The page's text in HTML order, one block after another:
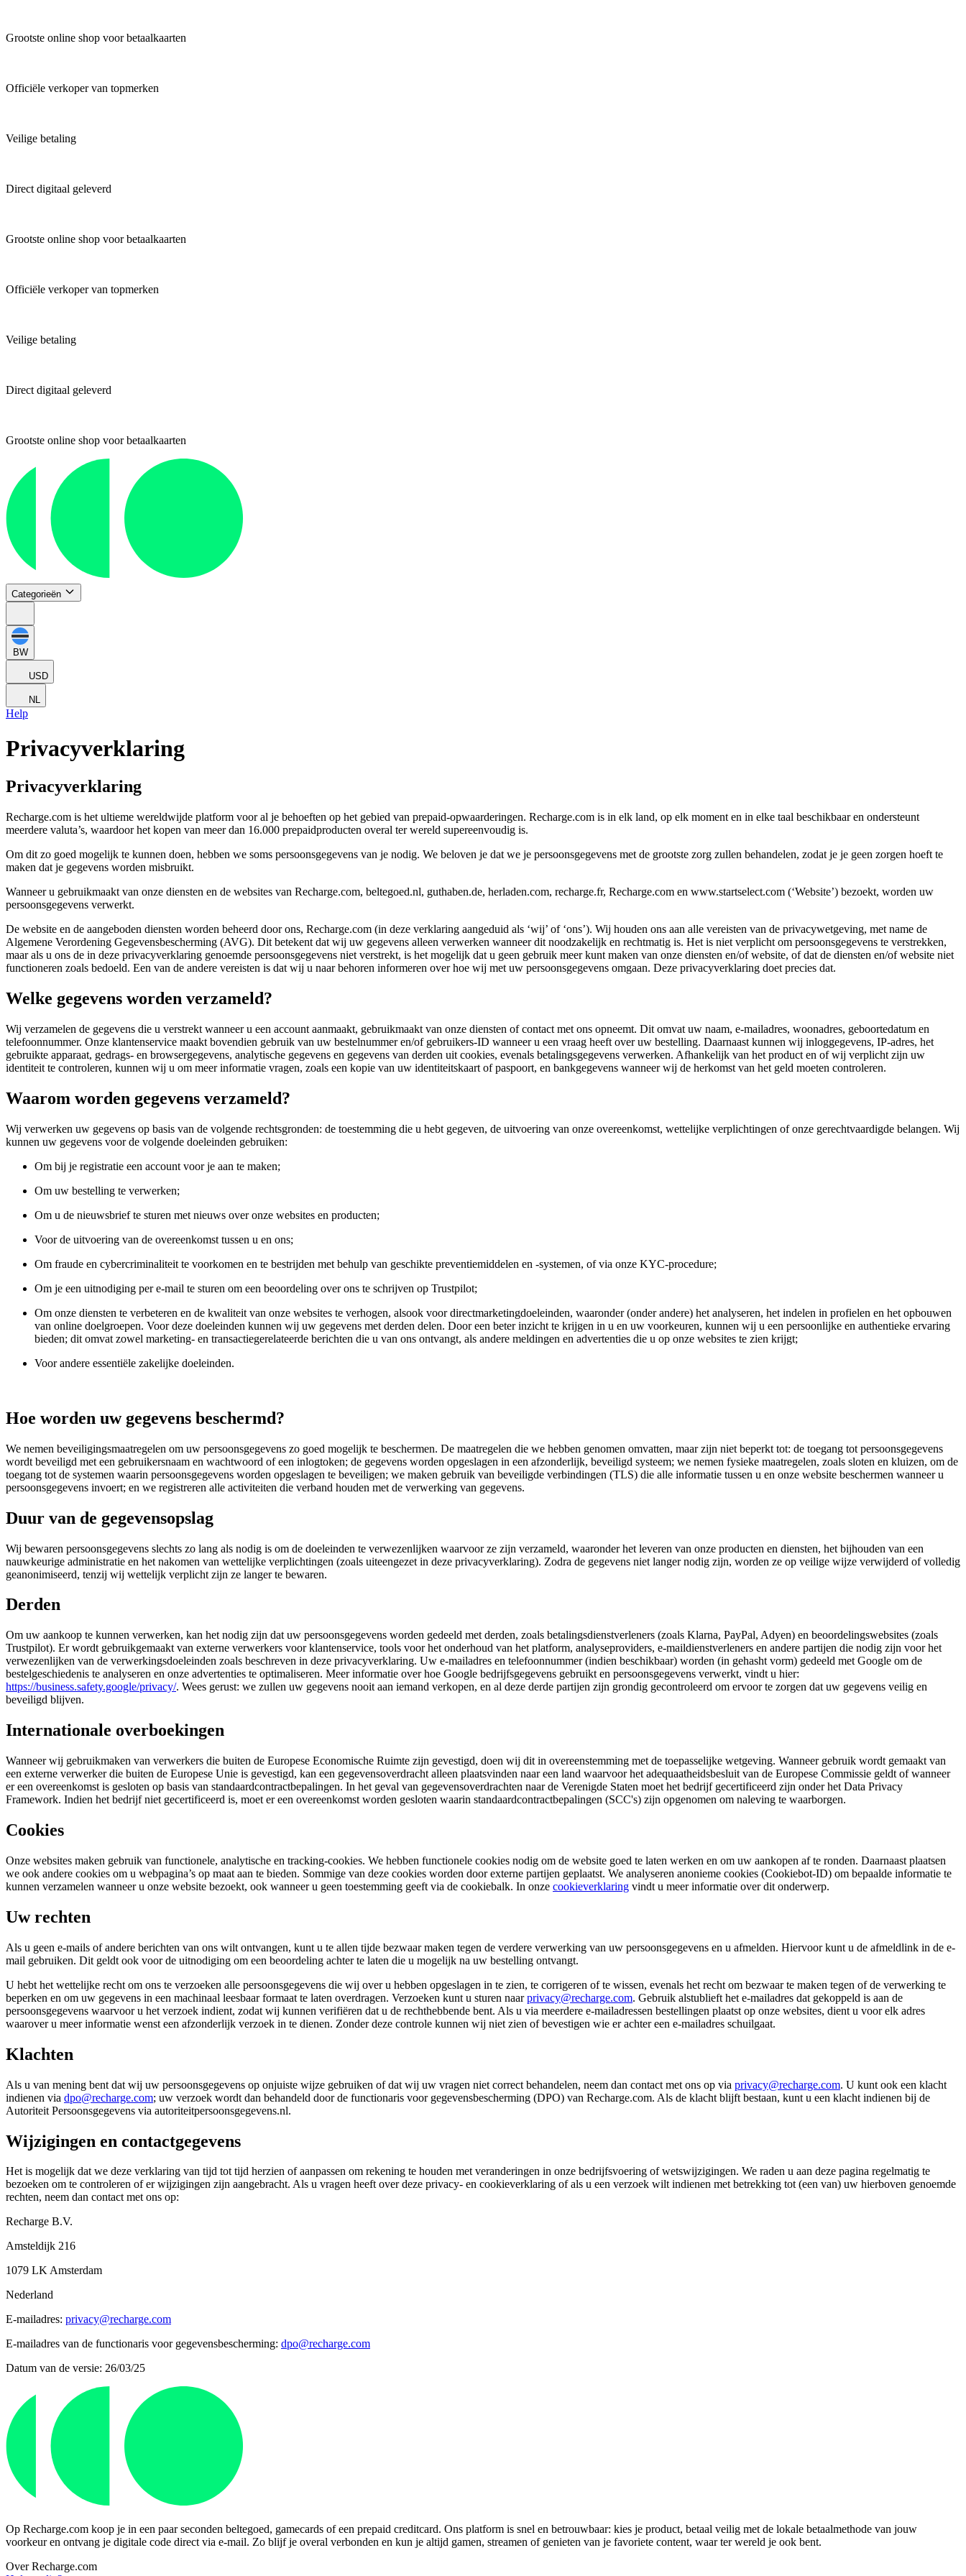
Grootste online shop voor betaalkaarten
Officiële verkoper van topmerken
Veilige betaling
Direct digitaal geleverd
Grootste online shop voor betaalkaarten
Officiële verkoper van topmerken
Veilige betaling
Direct digitaal geleverd
Grootste online shop voor betaalkaarten
Categorieën
BW
USD
NL
Help
Privacyverklaring
Privacyverklaring
Recharge.com is het ultieme wereldwijde platform voor al je behoeften op het gebied van prepaid-opwaarderingen. Recharge.com is in elk land, op elk moment en in elke taal beschikbaar en ondersteunt
meerdere valuta’s, waardoor het kopen van meer dan 16.000 prepaidproducten overal ter wereld supereenvoudig is.
Om dit zo goed mogelijk te kunnen doen, hebben we soms persoonsgegevens van je nodig. We beloven je dat we je persoonsgegevens met de grootste zorg zullen behandelen, zodat je je geen zorgen hoeft te
maken dat je gegevens worden misbruikt.
Wanneer u gebruikmaakt van onze diensten en de websites van Recharge.com, beltegoed.nl, guthaben.de, herladen.com, recharge.fr, Recharge.com en www.startselect.com (‘Website’) bezoekt, worden uw
persoonsgegevens verwerkt.
De website en de aangeboden diensten worden beheerd door ons, Recharge.com (in deze verklaring aangeduid als ‘wij’ of ‘ons’). Wij houden ons aan alle vereisten van de privacywetgeving, met name de
Algemene Verordening Gegevensbescherming (AVG). Dit betekent dat wij uw gegevens alleen verwerken wanneer dit noodzakelijk en rechtmatig is. Het is niet verplicht om persoonsgegevens te verstrekken,
maar als u ons de in deze privacyverklaring genoemde persoonsgegevens niet verstrekt, is het mogelijk dat u geen gebruik meer kunt maken van onze diensten en/of website, of dat de diensten en/of website niet
functioneren zoals bedoeld. Een van de andere vereisten is dat wij u naar behoren informeren over hoe wij met uw persoonsgegevens omgaan. Deze privacyverklaring doet precies dat.
Welke gegevens worden verzameld?
Wij verzamelen de gegevens die u verstrekt wanneer u een account aanmaakt, gebruikmaakt van onze diensten of contact met ons opneemt. Dit omvat uw naam, e-mailadres, woonadres, geboortedatum en
telefoonnummer. Onze klantenservice maakt bovendien gebruik van uw bestelnummer en/of gebruikers-ID wanneer u een vraag heeft over uw bestelling. Daarnaast kunnen wij inloggegevens, IP-adres, het
gebruikte apparaat, gedrags- en browsergegevens, analytische gegevens en gegevens van derden uit cookies, evenals betalingsgegevens verwerken. Afhankelijk van het product en of wij verplicht zijn uw
identiteit te controleren, kunnen wij u om meer informatie vragen, zoals een kopie van uw identiteitskaart of paspoort, en bankgegevens wanneer wij de herkomst van het geld moeten controleren.
Waarom worden gegevens verzameld?
Wij verwerken uw gegevens op basis van de volgende rechtsgronden: de toestemming die u hebt gegeven, de uitvoering van onze overeenkomst, wettelijke verplichtingen of onze gerechtvaardigde belangen. Wij
kunnen uw gegevens voor de volgende doeleinden gebruiken:
Om bij je registratie een account voor je aan te maken;
Om uw bestelling te verwerken;
Om u de nieuwsbrief te sturen met nieuws over onze websites en producten;
Voor de uitvoering van de overeenkomst tussen u en ons;
Om fraude en cybercriminaliteit te voorkomen en te bestrijden met behulp van geschikte preventiemiddelen en -systemen, of via onze KYC-procedure;
Om je een uitnodiging per e-mail te sturen om een beoordeling over ons te schrijven op Trustpilot;
Om onze diensten te verbeteren en de kwaliteit van onze websites te verhogen, alsook voor directmarketingdoeleinden, waaronder (onder andere) het analyseren, het indelen in profielen en het opbouwen
van online doelgroepen. Voor deze doeleinden kunnen wij uw gegevens met derden delen. Door een beter inzicht te krijgen in u en uw voorkeuren, kunnen wij u een persoonlijke en authentieke ervaring
bieden; dit omvat zowel marketing- en transactiegerelateerde berichten die u van ons ontvangt, als andere meldingen en advertenties die u op onze websites te zien krijgt;
Voor andere essentiële zakelijke doeleinden.
Hoe worden uw gegevens beschermd?
We nemen beveiligingsmaatregelen om uw persoonsgegevens zo goed mogelijk te beschermen. De maatregelen die we hebben genomen omvatten, maar zijn niet beperkt tot: de toegang tot persoonsgegevens
wordt beveiligd met een gebruikersnaam en wachtwoord of een inlogtoken; de gegevens worden opgeslagen in een afzonderlijk, beveiligd systeem; we nemen fysieke maatregelen, zoals sloten en kluizen, om de
toegang tot de systemen waarin persoonsgegevens worden opgeslagen te beveiligen; we maken gebruik van beveiligde verbindingen (TLS) die alle informatie tussen u en onze website beschermen wanneer u
persoonsgegevens invoert; en we registreren alle activiteiten die verband houden met de verwerking van gegevens.
Duur van de gegevensopslag
Wij bewaren persoonsgegevens slechts zo lang als nodig is om de doeleinden te verwezenlijken waarvoor ze zijn verzameld, waaronder het leveren van onze producten en diensten, het bijhouden van een
nauwkeurige administratie en het nakomen van wettelijke verplichtingen (zoals uiteengezet in deze privacyverklaring). Zodra de gegevens niet langer nodig zijn, worden ze op veilige wijze verwijderd of volledig
geanonimiseerd, tenzij wij wettelijk verplicht zijn ze langer te bewaren.
Derden
Om uw aankoop te kunnen verwerken, kan het nodig zijn dat uw persoonsgegevens worden gedeeld met derden, zoals betalingsdienstverleners (zoals Klarna, PayPal, Adyen) en beoordelingswebsites (zoals
Trustpilot). Er wordt gebruikgemaakt van externe verwerkers voor klantenservice, tools voor het onderhoud van het platform, analyseproviders, e-maildienstverleners en andere partijen die nodig zijn voor het
verwezenlijken van de verwerkingsdoeleinden zoals beschreven in deze privacyverklaring. Uw e-mailadres en telefoonnummer (indien beschikbaar) worden (in gehasht vorm) gedeeld met Google om de
bestelgeschiedenis te analyseren en onze advertenties te optimaliseren. Meer informatie over hoe Google bedrijfsgegevens gebruikt en persoonsgegevens verwerkt, vindt u hier:
https://business.safety.google/privacy/. Wees gerust: we zullen uw gegevens nooit aan iemand verkopen, en al deze derde partijen zijn grondig gecontroleerd om ervoor te zorgen dat uw gegevens veilig en
beveiligd blijven.
Internationale overboekingen
Wanneer wij gebruikmaken van verwerkers die buiten de Europese Economische Ruimte zijn gevestigd, doen wij dit in overeenstemming met de toepasselijke wetgeving. Wanneer gebruik wordt gemaakt van
een externe verwerker die buiten de Europese Unie is gevestigd, kan een gegevensoverdracht alleen plaatsvinden naar een land waarvoor het adequaatheidsbesluit van de Europese Commissie geldt of wanneer
er een overeenkomst is gesloten op basis van standaardcontractbepalingen. In het geval van gegevensoverdrachten naar de Verenigde Staten moet het bedrijf gecertificeerd zijn onder het Data Privacy
Framework. Indien het bedrijf niet gecertificeerd is, moet er een overeenkomst worden gesloten waarin standaardcontractbepalingen (SCC's) zijn opgenomen om naleving te waarborgen.
Cookies
Onze websites maken gebruik van functionele, analytische en tracking-cookies. We hebben functionele cookies nodig om de website goed te laten werken en om uw aankopen af te ronden. Daarnaast plaatsen
we ook andere cookies om u webpagina’s op maat aan te bieden. Sommige van deze cookies worden door externe partijen geplaatst. We analyseren anonieme cookies (Cookiebot-ID) om bepaalde informatie te
kunnen verzamelen wanneer u onze website bezoekt, ook wanneer u geen toestemming geeft via de cookiebalk. In onze cookieverklaring vindt u meer informatie over dit onderwerp.
Uw rechten
Als u geen e-mails of andere berichten van ons wilt ontvangen, kunt u te allen tijde bezwaar maken tegen de verdere verwerking van uw persoonsgegevens en u afmelden. Hiervoor kunt u de afmeldlink in de e-
mail gebruiken. Dit geldt ook voor de uitnodiging om een beoordeling achter te laten die u mogelijk na uw bestelling ontvangt.
U hebt het wettelijke recht om ons te verzoeken alle persoonsgegevens die wij over u hebben opgeslagen in te zien, te corrigeren of te wissen, evenals het recht om bezwaar te maken tegen of de verwerking te
beperken en om uw gegevens in een machinaal leesbaar formaat te laten overdragen. Verzoeken kunt u sturen naarprivacy@recharge.com. Gebruik alstublieft het e-mailadres dat gekoppeld is aan de
persoonsgegevens waarvoor u het verzoek indient, zodat wij kunnen verifiëren dat u de rechthebbende bent. Als u via meerdere e-mailadressen bestellingen plaatst op onze websites, dient u voor elk adres
waarover u meer informatie wenst een afzonderlijk verzoek in te dienen. Zonder deze controle kunnen wij niet zien of bevestigen wie er achter een e-mailadres schuilgaat.
Klachten
Als u van mening bent dat wij uw persoonsgegevens op onjuiste wijze gebruiken of dat wij uw vragen niet correct behandelen, neem dan contact met ons op via privacy@recharge.com. U kunt ook een klacht
indienen via dpo@recharge.com; uw verzoek wordt dan behandeld door de functionaris voor gegevensbescherming (DPO) van Recharge.com. Als de klacht blijft bestaan, kunt u een klacht indienen bij de
Autoriteit Persoonsgegevens via autoriteitpersoonsgegevens.nl.
Wijzigingen en contactgegevens
Het is mogelijk dat we deze verklaring van tijd tot tijd herzien of aanpassen om rekening te houden met veranderingen in onze bedrijfsvoering of wetswijzigingen. We raden u aan deze pagina regelmatig te
bezoeken om te controleren of er wijzigingen zijn aangebracht. Als u vragen heeft over deze privacy- en cookieverklaring of als u een verzoek wilt indienen met betrekking tot (een van) uw hierboven genoemde
rechten, neem dan contact met ons op:
Recharge B.V.
Amsteldijk 216
1079 LK Amsterdam
Nederland
E-mailadres: privacy@recharge.com
E-mailadres van de functionaris voor gegevensbescherming: dpo@recharge.com
Datum van de versie: 26/03/25
Op Recharge.com koop je in een paar seconden beltegoed, gamecards of een prepaid creditcard. Ons platform is snel en betrouwbaar: kies je product, betaal veilig met de lokale betaalmethode van jouw
voorkeur en ontvang je digitale code direct via e-mail. Zo blijf je overal verbonden en kun je altijd gamen, streamen of genieten van je favoriete content, waar ter wereld je ook bent.
Over Recharge.com